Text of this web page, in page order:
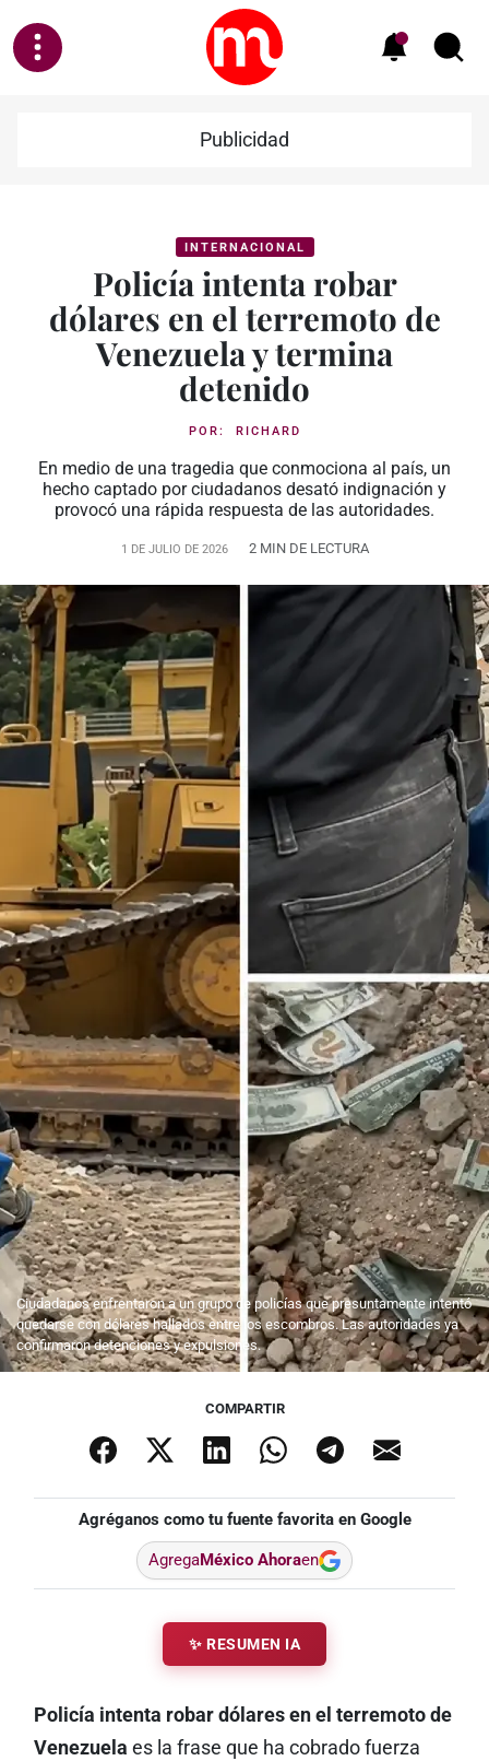
Publicidad
INTERNACIONAL
Policía intenta robar
dólares en el terremoto de
Venezuela y termina
detenido
POR: RICHARD
En medio de una tragedia que conmociona al país, un
hecho captado por ciudadanos desató indignación y
provocó una rápida respuesta de las autoridades.
1 DE JULIO DE 2026 2 MIN DE LECTURA
Ciudadanos enfrentaron a un grupo de policías que presuntamente intentó
quedarse con dólares hallados entre los escombros. Las autoridades ya
confirmaron detenciones y expulsiones.
COMPARTIR
Agréganos como tu fuente favorita en Google
AgregaMéxico Ahoraen
✨ RESUMEN IA
Policía intenta robar dólares en el terremoto de
Venezuela es la frase que ha cobrado fuerza